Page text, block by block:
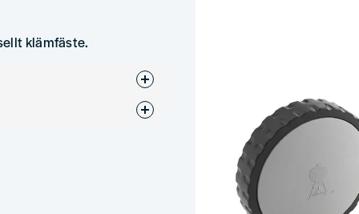
klämfäste.